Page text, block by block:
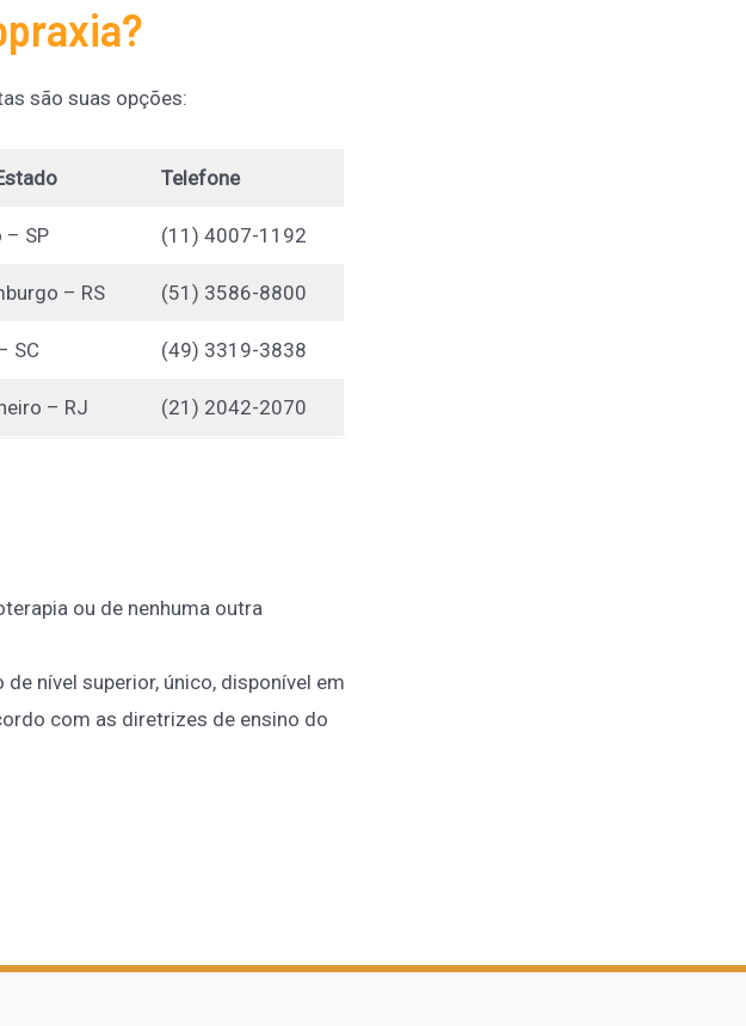
são suas opções:
Telefone
– SP (11) 4007-1192
– RS (51) 3586-8800
SC (49) 3319-3838
– RJ (21) 2042-2070
ou de nenhuma outra
nível superior, único, disponível em
com as diretrizes de ensino do